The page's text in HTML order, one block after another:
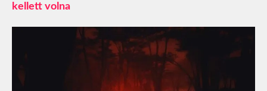
kellett volna